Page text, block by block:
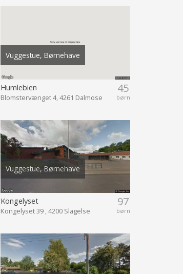
Vuggestue, Børnehave
45
børn
Humlebien
Blomstervænget 4, 4261 Dalmose
Vuggestue, Børnehave
97
børn
Kongelyset
Kongelyset 39 , 4200 Slagelse